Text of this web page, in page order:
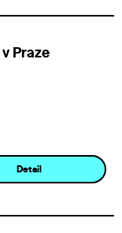
Praze
Detail